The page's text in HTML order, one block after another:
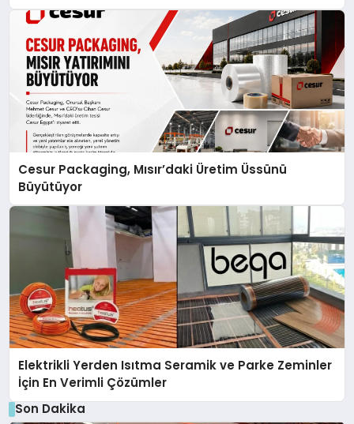
Cesur Packaging, Mısır’daki Üretim Üssünü
Büyütüyor
Elektrikli Yerden Isıtma Seramik ve Parke Zeminler
İçin En Verimli Çözümler
Son Dakika